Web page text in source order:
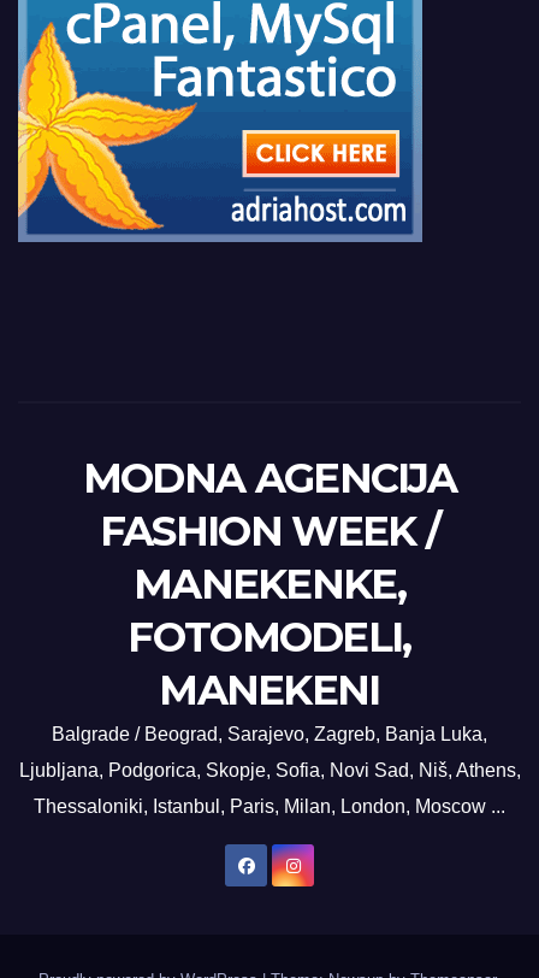
MODNA AGENCIJA
FASHION WEEK /
MANEKENKE,
FOTOMODELI,
MANEKENI
Balgrade / Beograd, Sarajevo, Zagreb, Banja Luka,
Ljubljana, Podgorica, Skopje, Sofia, Novi Sad, Niš, Athens,
Thessaloniki, Istanbul, Paris, Milan, London, Moscow ...